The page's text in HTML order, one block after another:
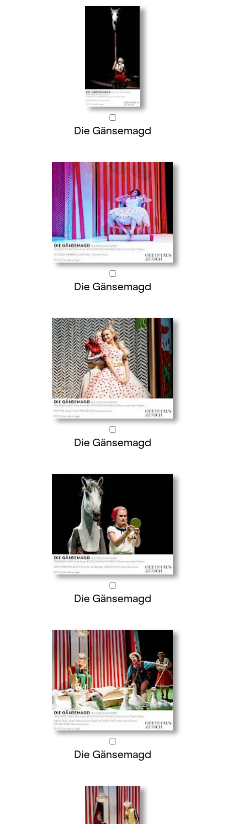
Die Gänsemagd
Die Gänsemagd
Die Gänsemagd
Die Gänsemagd
Die Gänsemagd